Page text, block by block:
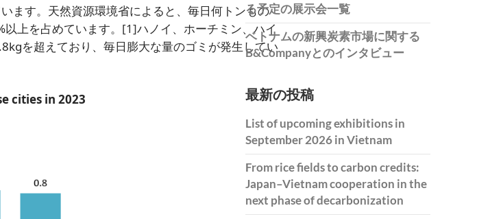
ます。天然資源環境省によると、毎日何トンもの
上を占めています。 [1]ハノイ、ホーチミン、ハイ
を超えており、毎日膨大な量のゴミが発生してい
cities in 2023
る予定の展示会一覧
ベトナムの新興炭素市場に関する
B&Companyとのインタビュー
最新の投稿
List of upcoming exhibitions in
September 2026 in Vietnam
From rice fields to carbon credits:
Japan–Vietnam cooperation in the
next phase of decarbonization